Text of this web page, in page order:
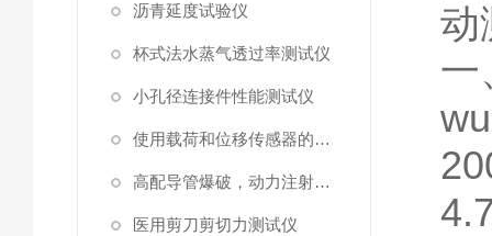
沥青延度试验仪
杯式法水蒸气透过率测试仪
小孔径连接件性能测试仪
使用载荷和位移传感器的塑料高速穿刺特性测试仪
高配导管爆破，动力注射中流量及压力测试仪
医用剪刀剪切力测试仪
动
一